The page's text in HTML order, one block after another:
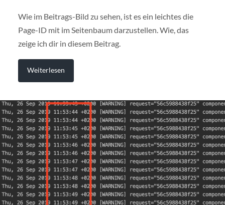
Wie im Beitrags-Bild zu sehen, ist es ein leichtes die
Page-ID mit im Seitenbaum darzustellen. Wie, das
zeige ich dir in diesem Beitrag.
Weiterlesen